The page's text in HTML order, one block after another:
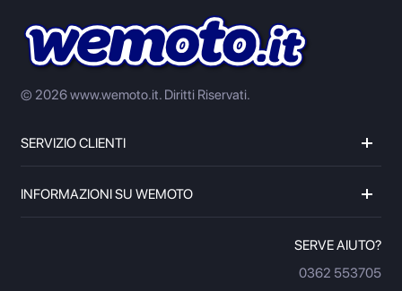
© 2026 www.wemoto.it. Diritti Riservati.
SERVIZIO CLIENTI
INFORMAZIONI SU WEMOTO
SERVE AIUTO?
0362 553705